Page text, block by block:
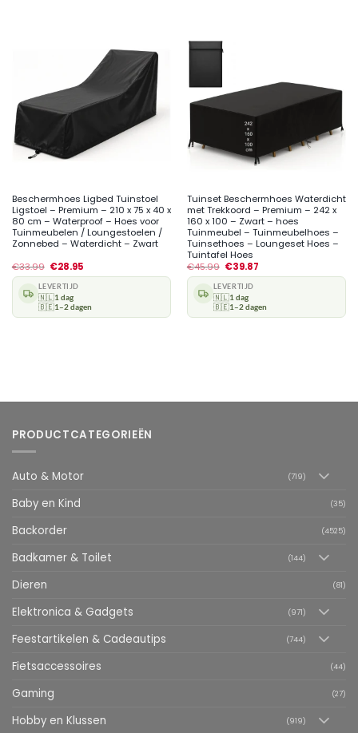
Beschermhoes Ligbed Tuinstoel
Ligstoel – Premium – 210 x 75 x 40 x
80 cm – Waterproof – Hoes voor
Tuinmeubelen / Loungestoelen /
Zonnebed – Waterdicht – Zwart
€33.99 €28.95
LEVERTIJD
🇳🇱1 dag
🇧🇪1–2 dagen
Tuinset Beschermhoes Waterdicht
met Trekkoord – Premium – 242 x
160 x 100 – Zwart – hoes
Tuinmeubel – Tuinmeubelhoes –
Tuinsethoes – Loungeset Hoes –
Tuintafel Hoes
€45.99 €39.87
LEVERTIJD
🇳🇱1 dag
🇧🇪1–2 dagen
PRODUCTCATEGORIEËN
Auto & Motor (719)
Baby en Kind (35)
Backorder (4525)
Badkamer & Toilet (144)
Dieren (81)
Elektronica & Gadgets (971)
Feestartikelen & Cadeautips (744)
Fietsaccessoires (44)
Gaming (27)
Hobby en Klussen (919)